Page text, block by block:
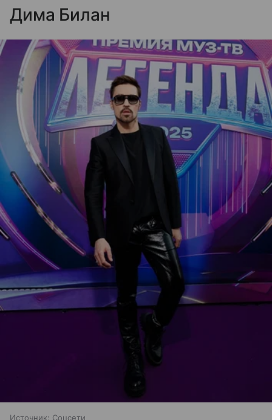
Дима Билан
Источник: Соцсети